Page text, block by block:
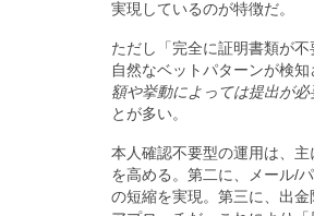
実現しているのが特徴だ。
ただし「完全に証明書類が
自然なベットパターンが検知
額や挙動によっては提出が必
とが多い。
本人確認不要型の運用は、
を高める。第二に、メール/
の短縮を実現。第三に、出